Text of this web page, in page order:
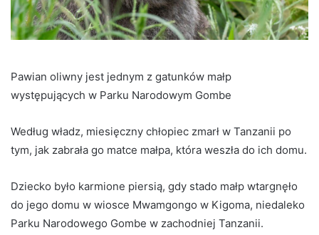
Pawian oliwny jest jednym z gatunków małp
występujących w Parku Narodowym Gombe
Według władz, miesięczny chłopiec zmarł w Tanzanii po
tym, jak zabrała go matce małpa, która weszła do ich domu.
Dziecko było karmione piersią, gdy stado małp wtargnęło
do jego domu w wiosce Mwamgongo w Kigoma, niedaleko
Parku Narodowego Gombe w zachodniej Tanzanii.